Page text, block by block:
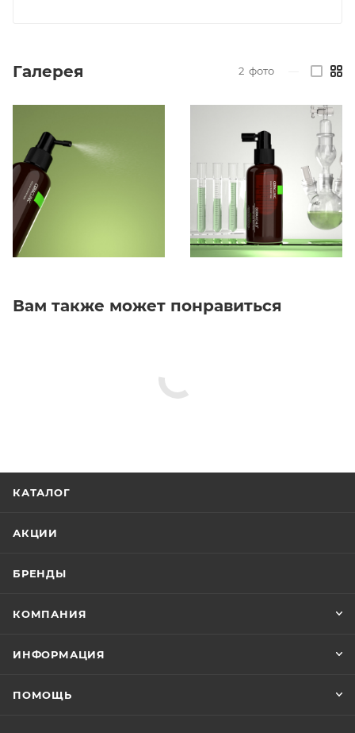
Галерея 2 фото
Вам также может понравиться
КАТАЛОГ
АКЦИИ
БРЕНДЫ
КОМПАНИЯ
ИНФОРМАЦИЯ
ПОМОЩЬ